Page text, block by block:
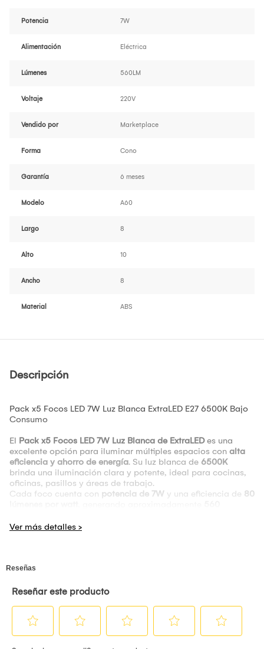
Potencia 7W
Alimentación Eléctrica
Lúmenes 560LM
Voltaje 220V
Vendido por Marketplace
Forma Cono
Garantía 6 meses
Modelo A60
Largo 8
Alto 10
Ancho 8
Material ABS
Descripción
Pack x5 Focos LED 7W Luz Blanca ExtraLED E27 6500K Bajo
Consumo
El Pack x5 Focos LED 7W Luz Blanca de ExtraLEDes una
excelente opción para iluminar múltiples espacios con alta
eficiencia y ahorro de energía. Su luz blanca de 6500K
brinda una iluminación clara y potente, ideal para cocinas,
oficinas, pasillos y áreas de trabajo.
Cada foco cuenta con potencia de 7W y una eficiencia de 80
con bajo consumo eléctrico.
EnFerramirez
Marca:ExtraLED
Tipo:
Foco LED